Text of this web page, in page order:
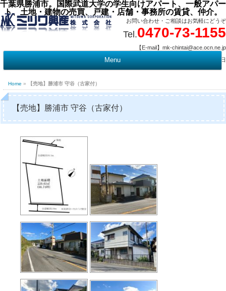
千葉県勝浦市。国際武道大学の学生向けアパート、一般アパー
ト、土地・建物の売買、戸建・店舗・事務所の賃貸、仲介。
お問い合わせ・ご相談はお気軽にどうぞ
Tel.0470-73-1155
【E-mail】mk-chintai@ace.ocn.ne.jp
【営業時間】09:00 ～ 17:15 【定 休 日】水曜・祭日
Menu
Home » 【売地】勝浦市 守谷（古家付）
【売地】勝浦市 守谷（古家付）